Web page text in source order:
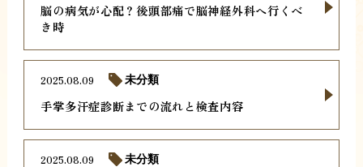
脳の病気が心配？後頭部痛で脳神経外科へ行くべ
き時
手掌多汗症診断までの流れと検査内容
2025.08.09 未分類
2025.08.09 未分類